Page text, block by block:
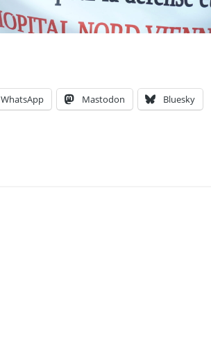
WhatsApp Mastodon Bluesky